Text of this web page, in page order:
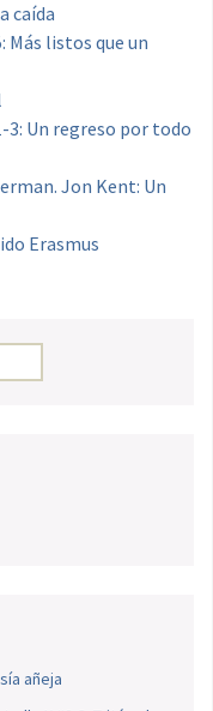
caída
Más listos que un
3: Un regreso por todo
Jon Kent: Un
Erasmus
añeja